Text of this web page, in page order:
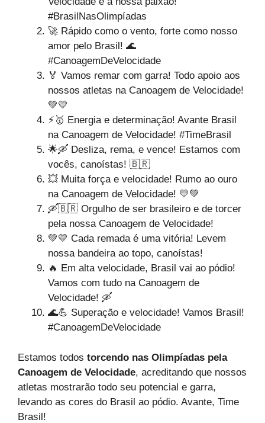
#BrasilNasOlimpíadas
🚀 Rápido como o vento, forte como nosso
amor pelo Brasil! 🌊
#CanoagemDeVelocidade
🏅 Vamos remar com garra! Todo apoio aos
nossos atletas na Canoagem de Velocidade!
💚💛
⚡🥇 Energia e determinação! Avante Brasil
na Canoagem de Velocidade! #TimeBrasil
🌟🛶 Desliza, rema, e vence! Estamos com
vocês, canoístas! 🇧🇷
💥 Muita força e velocidade! Rumo ao ouro
na Canoagem de Velocidade! 💛💚
🛶🇧🇷 Orgulho de ser brasileiro e de torcer
pela nossa Canoagem de Velocidade!
💚💛 Cada remada é uma vitória! Levem
nossa bandeira ao topo, canoístas!
🔥 Em alta velocidade, Brasil vai ao pódio!
Vamos com tudo na Canoagem de
Velocidade! 🛶
🌊💪 Superação e velocidade! Vamos Brasil!
#CanoagemDeVelocidade
Estamos todos torcendo nas Olimpíadas pela
Canoagem de Velocidade, acreditando que nossos
atletas mostrarão todo seu potencial e garra,
levando as cores do Brasil ao pódio. Avante, Time
Brasil!